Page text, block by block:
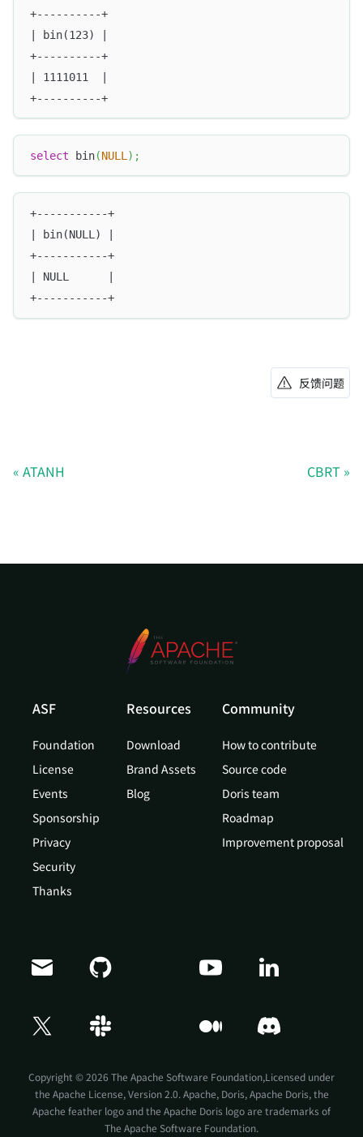
+----------+
| bin(123) |
+----------+
| 1111011  |
+----------+
select bin(NULL ) ;
+-----------+
| bin(NULL) |
+-----------+
| NULL      |
+-----------+
反馈问题
ATANH CBRT
ASF
Foundation
License
Events
Sponsorship
Privacy
Security
Thanks
Resources
Download
Brand Assets
Blog
Community
How to contribute
Source code
Doris team
Roadmap
Improvement proposal
Copyright © 2026 The Apache Software Foundation,Licensed under
the Apache License, Version 2.0. Apache, Doris, Apache Doris, the
Apache feather logo and the Apache Doris logo are trademarks of
The Apache Software Foundation.
Doris Summit 26